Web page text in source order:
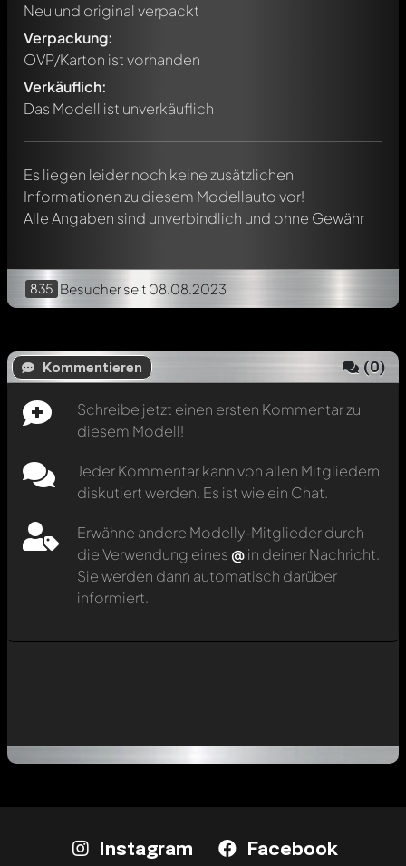
Neu und original verpackt
Verpackung:
OVP/Karton ist vorhanden
Verkäuflich:
Das Modell ist unverkäuflich
Es liegen leider noch keine zusätzlichen
Informationen zu diesem Modellauto vor!
Alle Angaben sind unverbindlich und ohne Gewähr
835 Besucherseit 08.08.2023
Kommentieren (0)
Schreibe jetzt einen ersten Kommentar zu
diesem Modell!
Jeder Kommentar kann von allen Mitgliedern
diskutiert werden. Es ist wie ein Chat.
Erwähne andere Modelly-Mitglieder durch
die Verwendung eines @in deiner Nachricht.
Sie werden dann automatisch darüber
informiert.
Schreibe jetzt einen ersten Kommentar zu diesem Modell!
Jeder Kommentar kann von allen Mitgliedern diskutiert
werden. Es ist wie ein Chat.
Erwähne andere Modelly-Mitglieder durch die
automatisch darüber informiert.
Instagram Facebook